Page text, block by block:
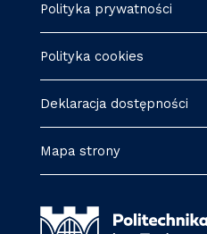
Polityka prywatności
Polityka cookies
Deklaracja dostępności
Mapa strony